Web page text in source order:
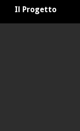
Il Progetto